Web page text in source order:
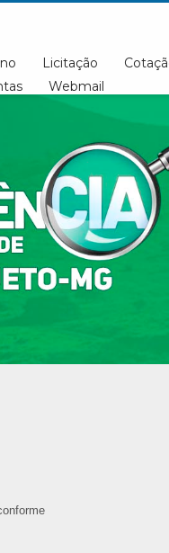
Licitação
Webmail